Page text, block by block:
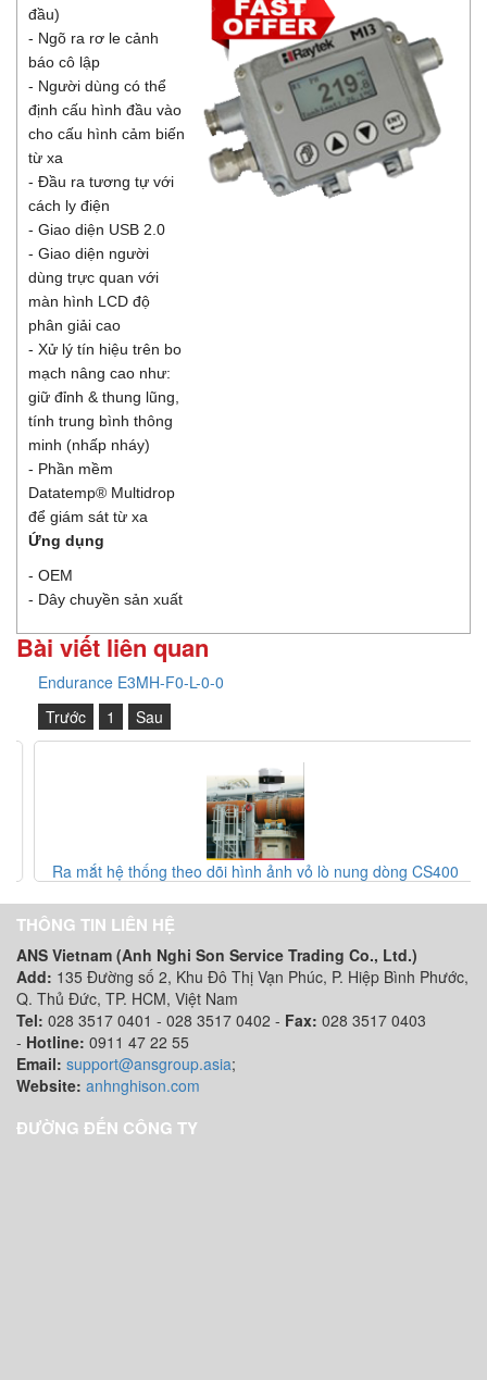
đầu)
- Ngõ ra rơ le cảnh
báo cô lập
- Người dùng có thể
định cấu hình đầu vào
cho cấu hình cảm biến
từ xa
- Đầu ra tương tự với
cách ly điện
- Giao diện USB 2.0
- Giao diện người
dùng trực quan với
màn hình LCD độ
phân giải cao
- Xử lý tín hiệu trên bo
mạch nâng cao như:
giữ đỉnh & thung lũng,
tính trung bình thông
minh (nhấp nháy)
- Phần mềm
Datatemp® Multidrop
để giám sát từ xa
Ứng dụng
- OEM
- Dây chuyền sản xuất
Bài viết liên quan
Endurance E3MH-F0-L-0-0
Trước
1 Sau
Ra mắt hệ thống theo dõi hình ảnh vỏ lò nung dòng CS400
THÔNG TIN LIÊN HỆ
ANS Vietnam (Anh Nghi Son Service Trading Co., Ltd.)
Add: 135 Đường số 2, Khu Đô Thị Vạn Phúc, P. Hiệp Bình Phước,
Q. Thủ Đức, TP. HCM, Việt Nam
Tel: 028 3517 0401 - 028 3517 0402 - Fax: 028 3517 0403
- Hotline: 0911 47 22 55
Email: support@ansgroup.asia;
Website: anhnghison.com
ĐƯỜNG ĐẾN CÔNG TY